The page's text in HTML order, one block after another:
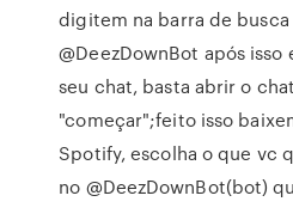
digitem na barra de
@DeezDownBot após
seu chat, basta abrir o
"começar";feito isso
Spotify, escolha o que vc
no @DeezDownBot(bot)